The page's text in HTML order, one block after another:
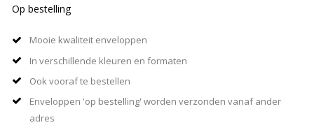
Op bestelling
Mooie kwaliteit enveloppen
In verschillende kleuren en formaten
Ook vooraf te bestellen
Enveloppen 'op bestelling' worden verzonden vanaf ander
adres